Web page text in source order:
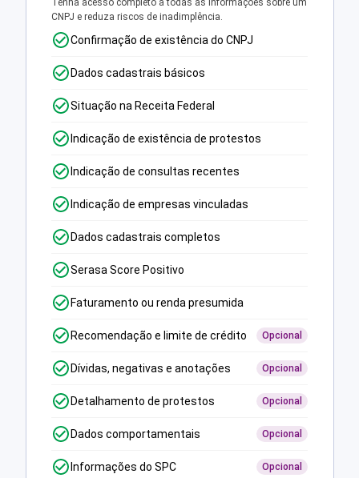
Tenha acesso completo a todas as informações sobre um
CNPJ e reduza riscos de inadimplência.
Confirmação de existência do CNPJ
Dados cadastrais básicos
Situação na Receita Federal
Indicação de existência de protestos
Indicação de consultas recentes
Indicação de empresas vinculadas
Dados cadastrais completos
Serasa Score Positivo
Faturamento ou renda presumida
Recomendação e limite de crédito Opcional
Dívidas, negativas e anotações Opcional
Detalhamento de protestos Opcional
Dados comportamentais Opcional
Informações do SPC Opcional